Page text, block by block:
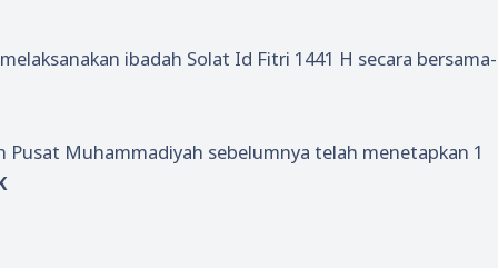
ibadah Solat Id Fitri 1441 H secara bersama-
Muhammadiyah sebelumnya telah menetapkan 1